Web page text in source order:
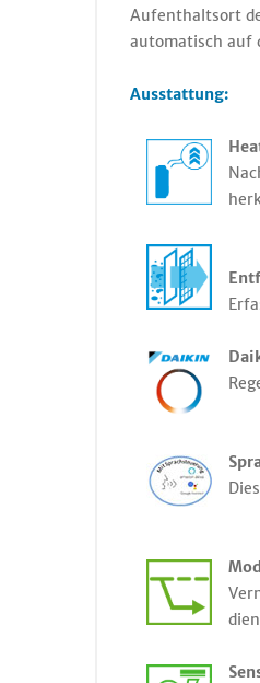
Aufenthaltsort
automatisch auf
Ausstattung:
S